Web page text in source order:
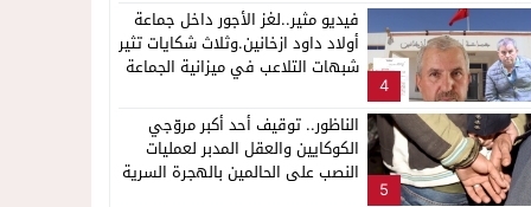
4
فيديو مثير..لغز الأجور داخل جماعة
أولاد داود ازخانين.وثلاث شكايات تثير
شبهات التلاعب في ميزانية الجماعة
5
الناظور.. توقيف أحد أكبر مروّجي
الكوكايين والعقل المدبر لعمليات
النصب على الحالمين بالهجرة السرية